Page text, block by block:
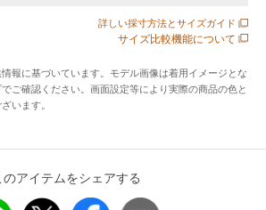
詳しい採寸方法とサイズガイド
サイズ比較機能について
報に基づいています。モデル画像は着用イメージとな
ご確認ください。画面設定等により実際の商品の色と
います。
のアイテムをシェアする